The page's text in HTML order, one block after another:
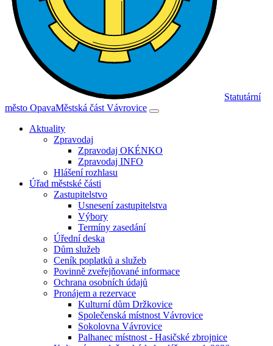
Statutární
město OpavaMěstská část Vávrovice
Aktuality
Zpravodaj
Zpravodaj OKÉNKO
Zpravodaj INFO
Hlášení rozhlasu
Úřad městské části
Zastupitelstvo
Usnesení zastupitelstva
Výbory
Termíny zasedání
Úřední deska
Dům služeb
Ceník poplatků a služeb
Povinně zveřejňované informace
Ochrana osobních údajů
Pronájem a rezervace
Kulturní dům Držkovice
Společenská místnost Vávrovice
Sokolovna Vávrovice
Palhanec místnost - Hasičské zbrojnice